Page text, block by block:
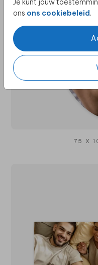
ons ons cookiebeleid.
75 X